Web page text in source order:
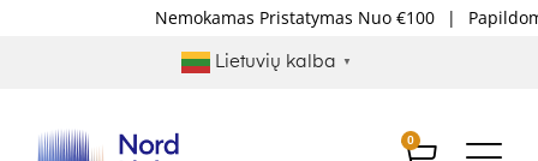
Nemokamas Pristatymas Nuo €100 |
Lietuvių kalba ▼
0